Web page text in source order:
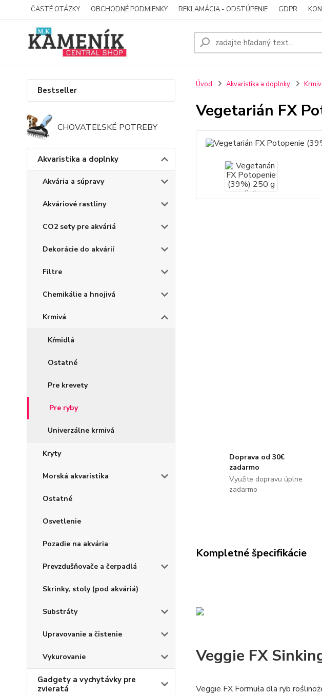
ČASTÉ OTÁZKY OBCHODNÉ PODMIENKY REKLAMÁCIA - ODSTÚPENIE GDPR
Bestseller
CHOVATEĽSKÉ POTREBY
Akvaristika a doplnky
Akvária a súpravy
Akváriové rastliny
CO2 sety pre akváriá
Dekorácie do akvárií
Filtre
Chemikálie a hnojivá
Krmivá
Kŕmidlá
Ostatné
Pre krevety
Pre ryby
Univerzálne krmivá
Kryty
Morská akvaristika
Ostatné
Osvetlenie
Pozadie na akvária
Prevzdušňovače a čerpadlá
Skrinky, stoly (pod akváriá)
Substráty
Upravovanie a čistenie
Vykurovanie
Gadgety a vychytávky pre
zvieratá
Úvod Akvaristika a doplnky
Vegetarián FX
Doprava od 30€
zadarmo
Využite dopravu úplne
zadarmo
Kompletné špecifikácie
Veggie FX
Veggie FX Formuła dla ryb